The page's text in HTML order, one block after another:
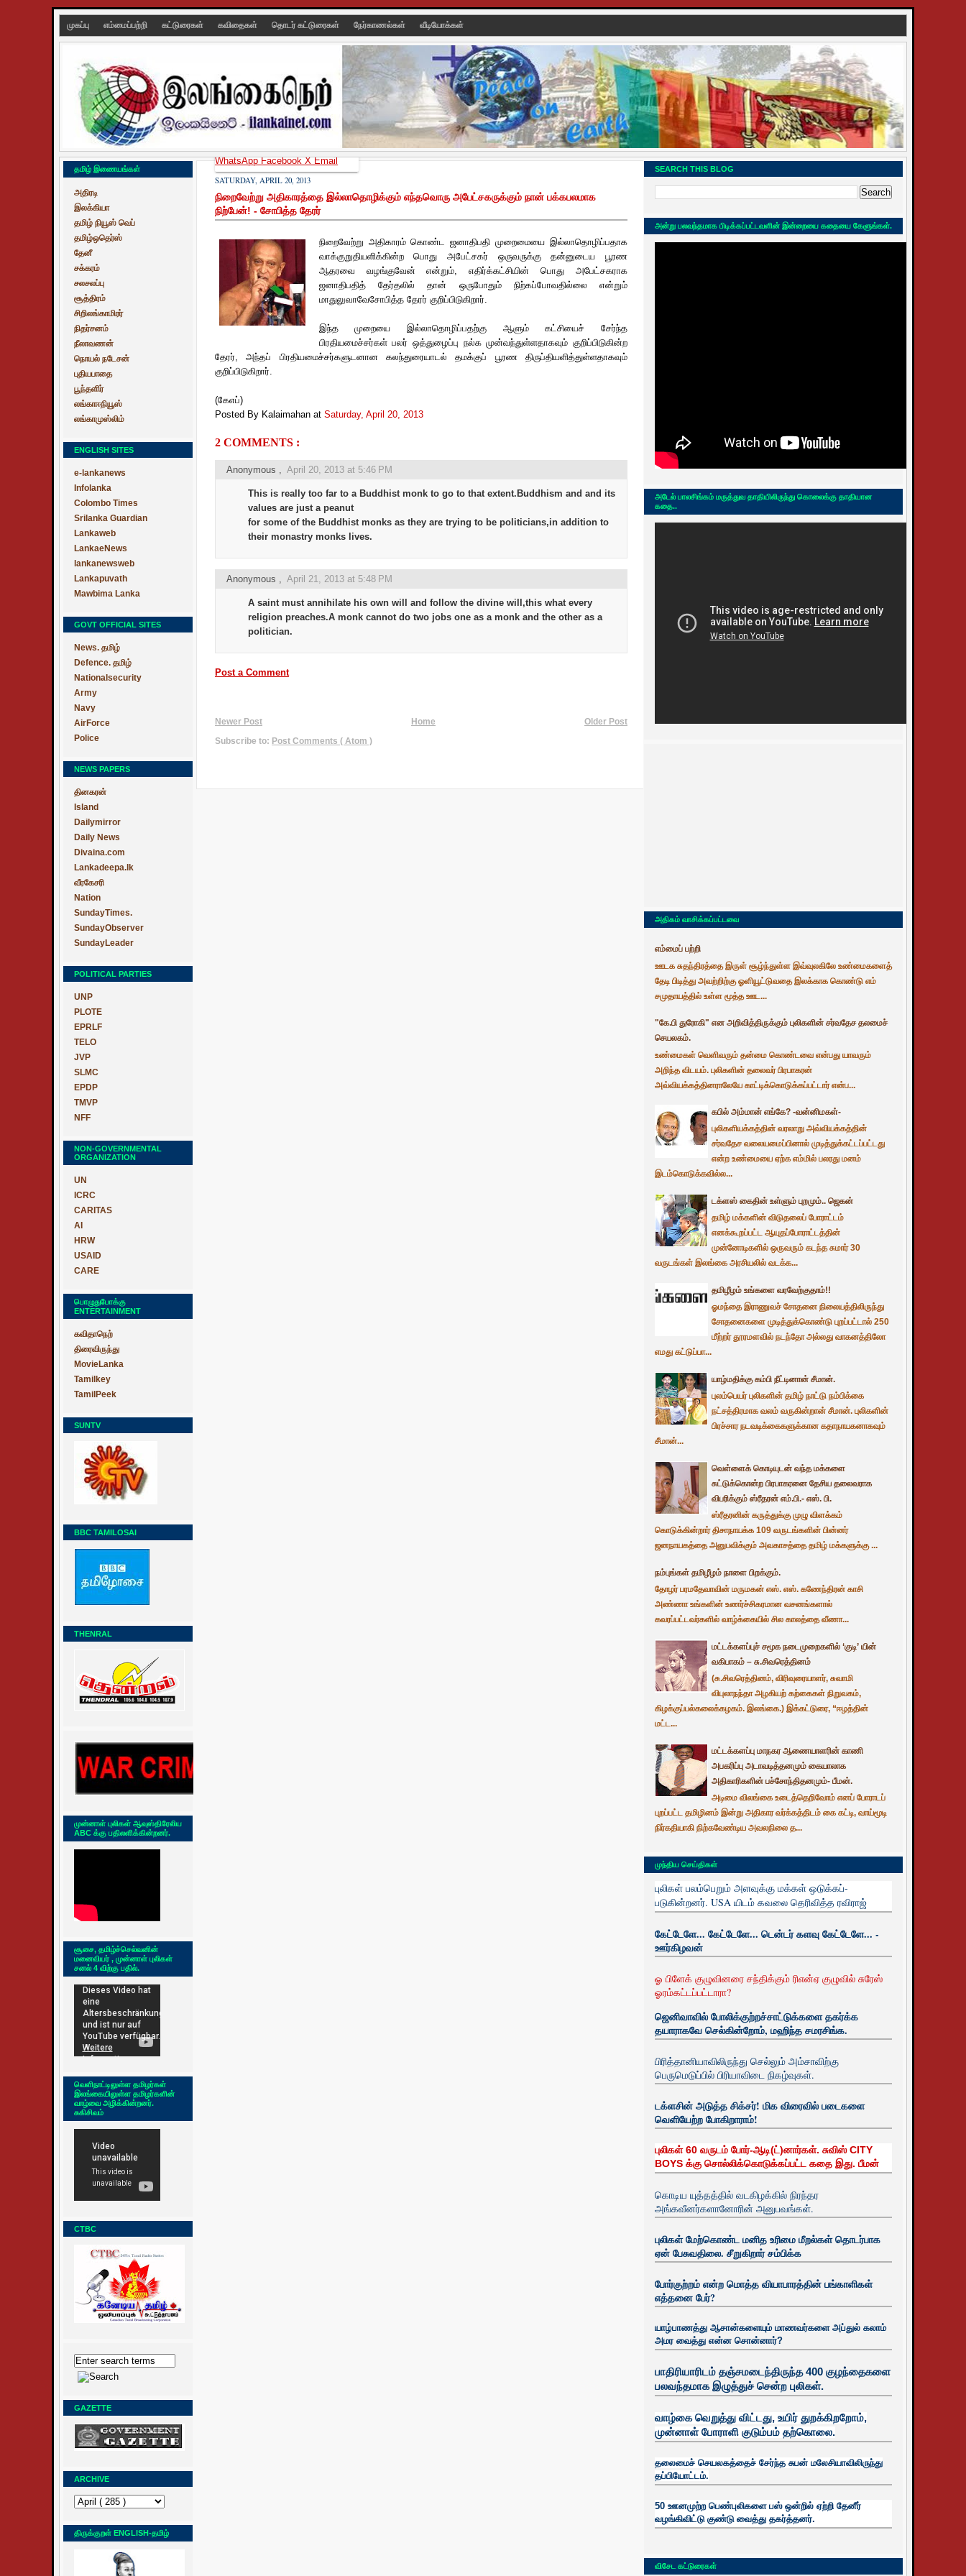
முகப்பு எம்மைப்பற்றி கட்டுரைகள் கவிதைகள் தொடர் கட்டுரைகள் நேர்காணல்கள் வீடியோக்கள்
தமிழ் இணையங்கள்
அதிரடி
இலக்கியா
தமிழ் நியூஸ் வெப்
தமிழ்ஒதெர்ஸ்
தேனீ
சக்கரம்
சலசலப்பு
சூத்திரம்
சிறிலங்காமிரர்
நிதர்சனம்
நீலாவணன்
நொயல் நடேசன்
புதியபாதை
பூந்தளிர்
லங்காஈநியூஸ்
லங்காமுஸ்லிம்
ENGLISH SITES
e-lankanews
Infolanka
Colombo Times
Srilanka Guardian
Lankaweb
LankaeNews
lankanewsweb
Lankapuvath
Mawbima Lanka
GOVT OFFICIAL SITES
News. தமிழ்
Defence. தமிழ்
Nationalsecurity
Army
Navy
AirForce
Police
NEWS PAPERS
தினகரன்
Island
Dailymirror
Daily News
Divaina.com
Lankadeepa.lk
வீரகேசரி
Nation
SundayTimes.
SundayObserver
SundayLeader
POLITICAL PARTIES
UNP
PLOTE
EPRLF
TELO
JVP
SLMC
EPDP
TMVP
NFF
NON-GOVERNMENTAL
ORGANIZATION
UN
ICRC
CARITAS
AI
HRW
USAID
CARE
பொழுதுபோக்கு
ENTERTAINMENT
கவிதாநெற்
திரைவிருந்து
MovieLanka
Tamilkey
TamilPeek
SUNTV
BBC TAMILOSAI
THENRAL
முன்னாள் புலிகள் ஆவுஸ்திரேலிய
ABC க்கு பதிலளிக்கின்றனர்.
சூசை, தமிழ்ச்செல்வனின்
மனைவியர் , முன்னாள் புலிகள்
சனல் 4 விற்கு பதில்.
வெளிநாட்டிலுள்ள தமிழர்கள்
இலங்கையிலுள்ள தமிழர்களின்
வாழ்வை அழிக்கின்றனர்.
சுகிசிவம்
CTBC
GAZETTE
ARCHIVE
திருக்குறள் ENGLISH-தமிழ்
SATURDAY, APRIL 20, 2013
நிறைவேற்று அதிகாரத்தை இல்லாதொழிக்கும் எந்தவொரு அபேட்சகருக்கும் நான் பக்கபலமாக
நிற்பேன்! - சோபித்த தேரர்
நிறைவேற்று அதிகாரம் கொண்ட ஜனாதிபதி முறைமையை இல்லாதொழிப்பதாக
வாக்குறுதியளிக்கின்ற பொது அபேட்சகர் ஒருவருக்கு தன்னுடைய பூரண
ஆதரவை வழங்குவேன் என்றும், எதிர்க்கட்சியின் பொது அபேட்சகராக
ஜனாதிபதித் தேர்தலில் தான் ஒருபோதும் நிற்கப்போவதில்லை என்றும்
மாதுலுவாவேசோபித்த தேரர் குறிப்பிடுகிறார்.
இந்த முறையை இல்லாதொழிப்பதற்கு ஆளும் கட்சியைச் சேர்ந்த
பிரதியமைச்சர்கள் பலர் ஒத்துழைப்பு நல்க முன்வந்துள்ளதாகவும் குறிப்பிடுகின்ற
தேரர், அந்தப் பிரதியமைச்சர்களுடனான கலந்துரையாடல் தமக்குப் பூரண திருப்தியளித்துள்ளதாகவும்
குறிப்பிடுகிறார்.
(கேஎப்)
Posted By Kalaimahan at Saturday, April 20, 2013
2 COMMENTS :
Anonymous , April 20, 2013 at 5:46 PM
This is really too far to a Buddhist monk to go to that extent.Buddhism and and its
values are just a peanut
for some of the Buddhist monks as they are trying to be politicians,in addition to
their monastry monks lives.
Anonymous , April 21, 2013 at 5:48 PM
A saint must annihilate his own will and follow the divine will,this what every
religion preaches.A monk cannot do two jobs one as a monk and the other as a
politician.
Post a Comment
Newer Post Older Post
Home
Subscribe to: Post Comments ( Atom )
WhatsAppFacebookXEmail
SEARCH THIS BLOG
அன்று பலவந்தமாக பிடிக்கப்பட்டவளின் இன்றையை கதையை கேளுங்கள்.
அடேல் பாலசிங்கம் மருத்துவ தாதியிலிருந்து கொலைக்கு தாதியான
கதை..
அதிகம் வாசிக்கப்பட்டவை
எம்மைப் பற்றி
ஊடக சுதந்திரத்தை இருள் சூழ்ந்துள்ள இவ்வுலகிலே உண்மைகளைத்
தேடி பிடித்து அவற்றிற்கு ஓளியூட்டுவதை இலக்காக கொண்டு எம்
சமுதாயத்தில் உள்ள மூத்த ஊட...
"கே.பி துரோகி" என அறிவித்திருக்கும் புலிகளின் சர்வதேச தலமைச்
செயலகம்.
உண்மைகள் வெளிவரும் தன்மை கொண்டவை என்பது யாவரும்
அறிந்த விடயம். புலிகளின் தலைவர் பிரபாகரன்
அவ்வியக்கத்தினராலேயே காட்டிக்கொடுக்கப்பட்டார் என்ப...
கபில் அம்மான் எங்கே? -வன்னிமகள்-
புலிகளியக்கத்தின் வரலாறு அவ்வியக்கத்தின்
சர்வதேச வலையமைப்பினால் முடித்துக்கட்டப்பட்டது
என்ற உண்மையை ஏற்க எம்மில் பலரது மனம்
இடம்கொடுக்கவில்ல...
டக்ளஸ் கைதின் உள்ளும் புறமும்.. ஜெகன்
தமிழ் மக்களின் விடுதலைப் போராட்டம்
எனக்கூறப்பட்ட ஆயுதப்போராட்டத்தின்
முன்னோடிகளில் ஒருவரும் கடந்த சுமார் 30
வருடங்கள் இலங்கை அரசியலில் வடக்க...
தமிழீழம் உங்களை வரவேற்குதாம்!!
ஓமந்தை இராணுவச் சோதனை நிலையத்திலிருந்து
சோதனைகளை முடித்துக்கொண்டு புறப்பட்டால் 250
மீற்றர் தூரமளவில் நடந்தோ அல்லது வாகனத்திலோ
எமது கட்டுப்பா...
யாழ்மதிக்கு கம்பி நீட்டினான் சீமான்.
புலம்பெயர் புலிகளின் தமிழ் நாட்டு நம்பிக்கை
நட்சத்திரமாக வலம் வருகின்றான் சீமான். புலிகளின்
பிரச்சார நடவடிக்கைகளுக்கான கதாநாயகனாகவும்
சீமான்...
வெள்ளைக் கொடியுடன் வந்த மக்களை
சுட்டுக்கொன்ற பிரபாகரனை தேசிய தலைவராக
விபரிக்கும் ஸ்ரீதரன் எம்.பி.- எஸ். பி.
ஸ்ரீதரனின் கருத்துக்கு முழு விளக்கம்
கொடுக்கின்றார் திசாநாயக்க 109 வருடங்களின் பின்னர்
ஜனநாயகத்தை அனுபவிக்கும் அவகாசத்தை தமிழ் மக்களுக்கு ...
நம்புங்கள் தமிழீழம் நாளை பிறக்கும்.
தோழர் பரமதேவாவின் மருமகன் எஸ். எஸ். கணேந்திரன் காசி
அண்ணா உங்களின் உணர்ச்சிகரமான வசனங்களால்
கவரப்பட்டவர்களில் வாழ்க்கையில் சில காலத்தை வீணா...
மட்டக்களப்புச் சமூக நடைமுறைகளில் ‘குடி’ யின்
வகிபாகம் – சு.சிவரெத்தினம்
(சு.சிவரெத்தினம், விரிவுரையாளர், சுவாமி
விபுலாநந்தா அழகியற் கற்கைகள் நிறுவகம்,
கிழக்குப்பல்கலைக்கழகம். இலங்கை.) இக்கட்டுரை, “ஈழத்தின்
மட்ட...
மட்டக்களப்பு மாநகர ஆணையாளரின் காணி
அபகரிப்பு அடாவடித்தனமும் கையாலாக
அதிகாரிகளின் பச்சோந்திதனமும்- பீமன்.
அடிமை விலங்கை உடைத்தெறிவோம் எனப் போராடப்
புறப்பட்ட தமிழினம் இன்று அதிகார வர்க்கத்திடம் கை கட்டி, வாய்மூடி
நிர்கதியாகி நிற்கவேண்டிய அவலநிலை த...
முந்திய செய்திகள்
புலிகள் பலம்பெறும் அளவுக்கு மக்கள் ஒடுக்கப்-
படுகின்றனர். USA யிடம் கவலை தெரிவித்த ரவிராஜ்
கேட்டேளே... கேட்டேளே... டென்டர் களவு கேட்டேளே... -
ஊர்கிழவன்
ஓ பிளேக் குழுவினரை சந்திக்கும் ரிஎன்ஏ குழுவில் சுரேஸ்
ஓரம்கட்டப்பட்டாரா?
ஜெனிவாவில் போலிக்குற்றச்சாட்டுக்களை தகர்க்க
தயாராகவே செல்கின்றோம், மஹிந்த சமரசிங்க.
பிரித்தானியாவிலிருந்து செல்லும் அம்சாவிற்கு
பெருமெடுப்பில் பிரியாவிடை நிகழ்வுகள்.
டக்ளசின் அடுத்த சிக்சர்! மிக விரைவில் படைகளை
வெளியேற்ற போகிறாராம்!
புலிகள் 60 வருடம் போர்-ஆடி(ட்)னார்கள். சுவிஸ் CITY
BOYS க்கு சொல்லிக்கொடுக்கப்பட்ட கதை இது. பீமன்
கொடிய யுத்தத்தில் வடகிழக்கில் நிரந்தர
அங்கவீனர்களானோரின் அனுபவங்கள்.
புலிகள் மேற்கொண்ட மனித உரிமை மீறல்கள் தொடர்பாக
ஏன் பேசுவதிலை. சீறுகிறார் சம்பிக்க
போர்குற்றம் என்ற மொத்த வியாபாரத்தின் பங்காளிகள்
எத்தனை பேர்?
யாழ்பாணத்து ஆசான்களையும் மாணவர்களை அப்துல் கலாம்
அமர வைத்து என்ன சொன்னார்?
பாதிரியாரிடம் தஞ்சமடைந்திருந்த 400 குழந்தைகளை
பலவந்தமாக இழுத்துச் சென்ற புலிகள்.
வாழ்கை வெறுத்து விட்டது, உயிர் துறக்கிறறோம்,
முன்னாள் போராளி குடும்பம் தற்கொலை.
தலைமைச் செயலகத்தைச் சேர்ந்த சுபன் மலேசியாவிலிருந்து
தப்பியோட்டம்.
50 ஊனமுற்ற பெண்புலிகளை பஸ் ஒன்றில் ஏற்றி தேனீர்
வழங்கிவிட்டு குண்டு வைத்து தகர்த்தனர்.
விசேட கட்டுரைகள்